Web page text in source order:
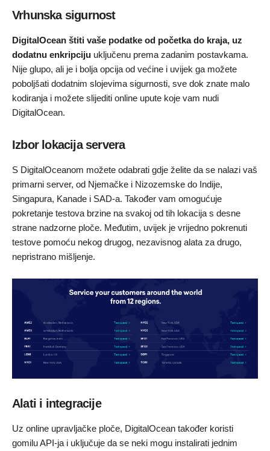
Vrhunska sigurnost
DigitalOcean štiti vaše podatke od početka do kraja, uz
dodatnu enkripciju uključenu prema zadanim postavkama.
Nije glupo, ali je i bolja opcija od većine i uvijek ga možete
poboljšati dodatnim slojevima sigurnosti, sve dok znate malo
kodiranja i možete slijediti online upute koje vam nudi
DigitalOcean.
Izbor lokacija servera
S DigitalOceanom možete odabrati gdje želite da se nalazi vaš
primarni server, od Njemačke i Nizozemske do Indije,
Singapura, Kanade i SAD-a. Također vam omogućuje
pokretanje testova brzine na svakoj od tih lokacija s desne
strane nadzorne ploče. Međutim, uvijek je vrijedno pokrenuti
testove pomoću nekog drugog, nezavisnog alata za drugo,
nepristrano mišljenje.
Alati i integracije
Uz online upravljačke ploče, DigitalOcean također koristi
gomilu API-ja i uključuje da se neki mogu instalirati jednim